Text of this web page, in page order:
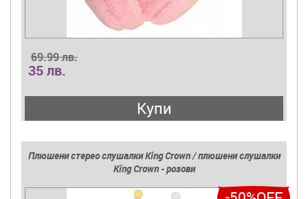
69.99 лв.
35 лв.
Купи
Плюшени стерео слушалки King Crown / плюшени слушалки
King Crown - розови